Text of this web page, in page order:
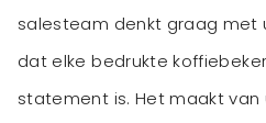
salesteam denkt graag met
dat elke bedrukte
statement is. Het maakt van